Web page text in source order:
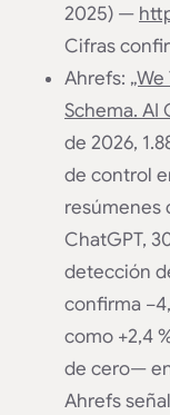
2025) —
Cifras
Ahrefs:
Schema. AI
de 2026,
de control
resúmenes
ChatGPT,
detección
confirma
como +2,4
de cero—
Ahrefs